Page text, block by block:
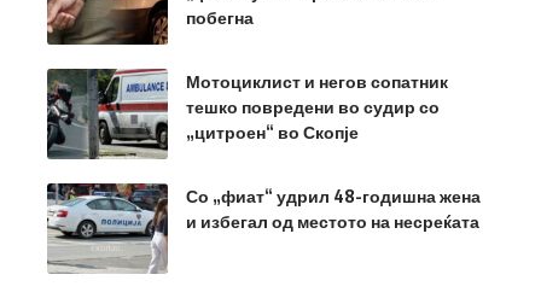
побегна
Мотоциклист и негов сопатник
тешко повредени во судир со
„цитроен“ во Скопје
Со „фиат“ удрил 48-годишна жена
и избегал од местото на несреќата